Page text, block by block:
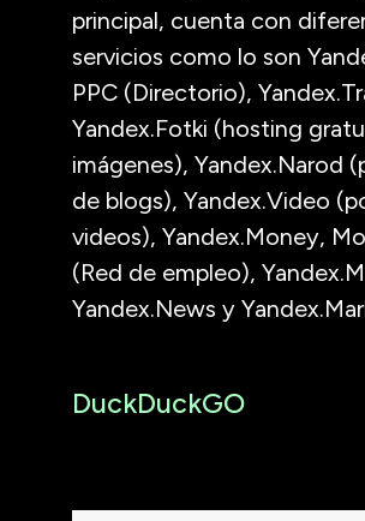
principal, cuenta con
servicios como lo son
PPC (Directorio),
Yandex.Fotki (hosting
imágenes), Yandex.Narod
de blogs), Yandex.Video
videos), Yandex.Money,
(Red de empleo),
Yandex.News y
DuckDuckGO